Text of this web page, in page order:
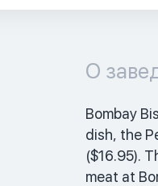
О
Bombay
dish, the
($16.95).
meat at